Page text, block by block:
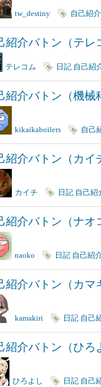
tw_destiny 自己紹
紹介バトン（テレ
テレコム 日記 自己紹
紹介バトン（機械
kikaikaboilers 自己
紹介バトン（カイ
カイチ 日記 自己紹
紹介バトン（ナオ
naoko 日記 自己紹
紹介バトン（カマ
kamakiri 日記 自己
紹介バトン（ひろ
ひろよし 日記 自己